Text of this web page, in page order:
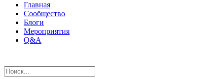
Главная
Сообщество
Блоги
Мероприятия
Q&A